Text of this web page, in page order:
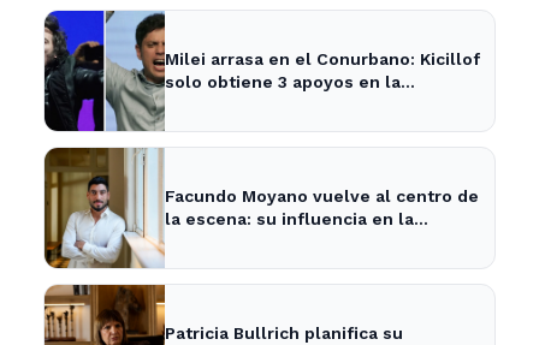
Milei arrasa en el Conurbano: Kicillof
solo obtiene 3 apoyos en la
Facundo Moyano vuelve al centro de
la escena: su influencia en la
Patricia Bullrich planifica su